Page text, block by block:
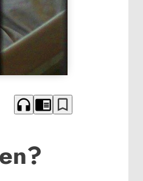
headphones chrome_reader_mode bookmark_border